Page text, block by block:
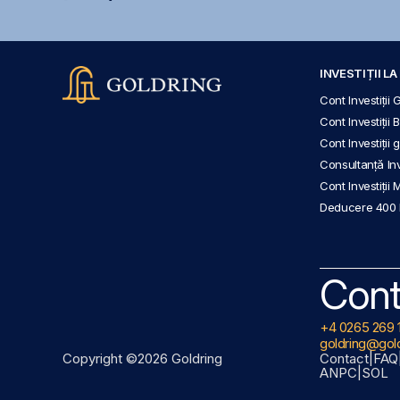
INVESTIȚII LA
Cont Investiții
Cont Investiții
Cont Investiții
Consultanță
Cont Investiții
Deducere 400
+4 0265 269
Copyright ©2026 Goldring
Contact FAQ
ANPC SOL